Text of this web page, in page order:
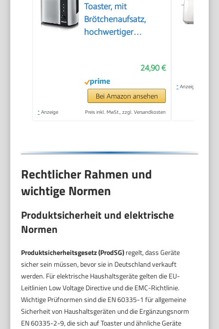
Toaster, mit
Brötchenaufsatz,
hochwertiger
und Erwärmen, 800
W,steel, AT 2589
24,90 €
Bei Amazon ansehen
* Anzeige Preis inkl. MwSt., zzgl. Versandkosten
* Anzeige
Rechtlicher Rahmen und
wichtige Normen
Produktsicherheit und elektrische
Normen
Produktsicherheitsgesetz (ProdSG)regelt, dass Geräte
sicher sein müssen, bevor sie in Deutschland verkauft
werden. Für elektrische Haushaltsgeräte gelten die EU-
Leitlinien Low Voltage Directive und die EMC-Richtlinie.
Wichtige Prüfnormen sind die EN 60335-1 für allgemeine
Sicherheit von Haushaltsgeräten und die Ergänzungsnorm
EN 60335-2-9, die sich auf Toaster und ähnliche Geräte